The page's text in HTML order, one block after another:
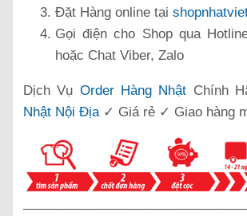
Đặt Hàng online tại
Gọi điện cho Shop qua
hoặc Chat Viber, Zalo
Dịch Vụ Order Hàng Nhật Chính
Nhật Nội Địa✓ Giá rẻ ✓ Giao hàng